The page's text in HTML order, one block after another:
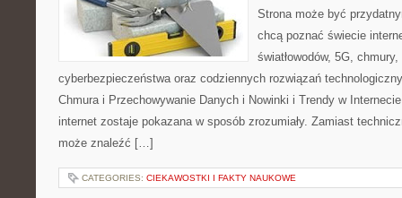
Strona może być
chcą poznać świecie
światłowodów, 5G,
cyberbezpieczeństwa oraz codziennych rozwiązań
Chmura i Przechowywanie Danych i Nowinki i Trendy w
internet zostaje pokazana w sposób zrozumiały. Zamiast
może znaleźć […]
CATEGORIES: CIEKAWOSTKI I FAKTY NAUKOWE